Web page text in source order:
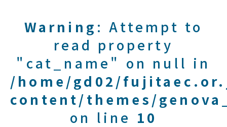
Warning : Attempt to
read property
"cat_name" on null in
/home/gd02/
content/themes/
on line 10